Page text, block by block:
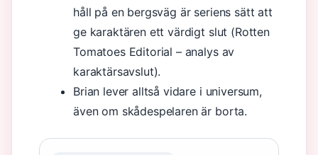
håll på en bergsväg är seriens sätt att
ge karaktären ett värdigt slut (Rotten
Tomatoes Editorial – analys av
karaktärsavslut).
Brian lever alltså vidare i universum,
även om skådespelaren är borta.